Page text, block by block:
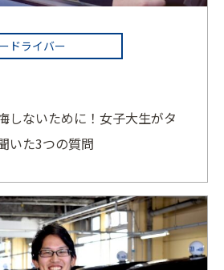
ドライバー
しないために！女子大生がタ
いた3つの質問